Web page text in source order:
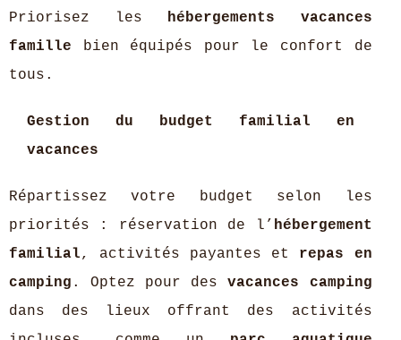
Priorisez les hébergements vacances
famille bien équipés pour le confort de
tous.
Gestion du budget familial en
vacances
Répartissez votre budget selon les
priorités : réservation de l’ hébergement
familial, activités payantes et repas en
camping . Optez pour desvacances camping
dans des lieux offrant des activités